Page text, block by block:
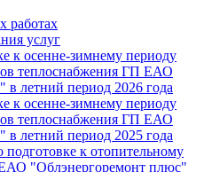
работах
услуг
к осенне-зимнему периоду
теплоснабжения ГП ЕАО
летний период 2026 года
к осенне-зимнему периоду
теплоснабжения ГП ЕАО
летний период 2025 года
к отопительному
"Облэнергоремонт плюс"